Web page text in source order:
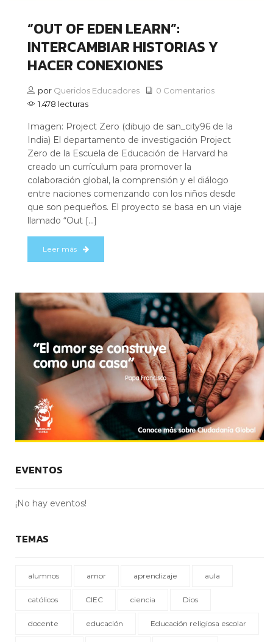
“OUT OF EDEN LEARN”:
INTERCAMBIAR HISTORIAS Y
HACER CONEXIONES
por Queridos Educadores
0 Comentarios
1.478 lecturas
Imagen: Project Zero (dibujo de san_city96 de la
India) El departamento de investigación Project
Zero de la Escuela de Educación de Harvard ha
creado un currículum para promover la
colaboración global, la comprensión y el diálogo
entre naciones comenzando con los niños desde
que son pequeños. El proyecto se basa en un viaje
llamado “Out […]
Leer más
EVENTOS
¡No hay eventos!
TEMAS
alumnos amor aprendizaje aula
católicos CIEC ciencia Dios
docente educación Educación religiosa escolar